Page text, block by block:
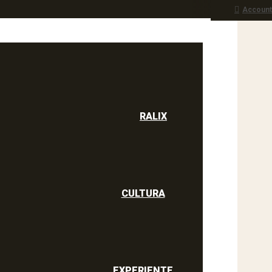
Account
RALIX
CULTURA